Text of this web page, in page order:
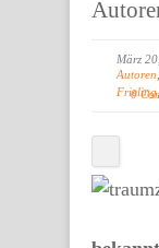
März
Autoren
Frieling
0